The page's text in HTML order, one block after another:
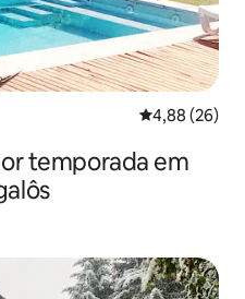
4,88 de uma
4,88 (26)
temporada em